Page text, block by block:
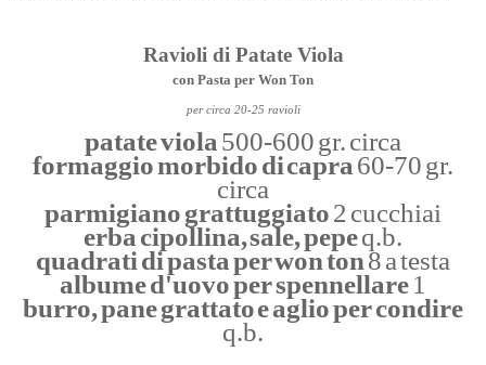
Ravioli di Patate Viola
con Pasta per Won Ton
per circa 20-25 ravioli
patate viola 500-600 gr. circa
formaggio morbido di capra 60-70 gr.
circa
parmigiano grattuggiato2 cucchiai
erba cipollina, sale, pepeq.b.
quadrati di pasta per won ton8 a testa
albume d'uovo per spennellare1
burro, pane grattato e aglio per condire
q.b.